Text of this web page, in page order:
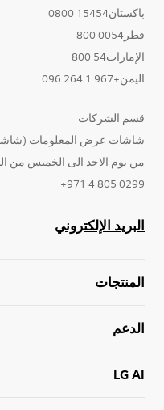
باكستان15454 0800
قطر0054 800
الإمارات54 800
اليمن+967 1 264 096
قسم الشركات
شاشات عرض المعلومات (شاشة
من يوم الاحد الى الخميس من الساعه
0299 805 4 971+
البريد الإلكتروني
المنتجات
الدعم
LG AI